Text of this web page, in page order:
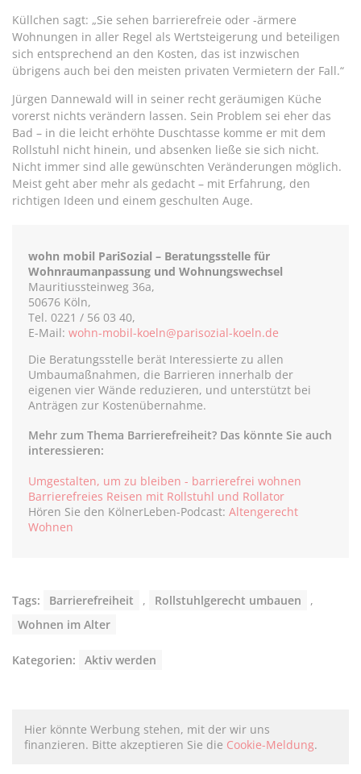
Küllchen sagt: „Sie sehen barrierefreie oder -ärmere
Wohnungen in aller Regel als Wertsteigerung und beteiligen
sich entsprechend an den Kosten, das ist inzwischen
übrigens auch bei den meisten privaten Vermietern der Fall.“
Jürgen Dannewald will in seiner recht geräumigen Küche
vorerst nichts verändern lassen. Sein Problem sei eher das
Bad – in die leicht erhöhte Duschtasse komme er mit dem
Rollstuhl nicht hinein, und absenken ließe sie sich nicht.
Nicht immer sind alle gewünschten Veränderungen möglich.
Meist geht aber mehr als gedacht – mit Erfahrung, den
richtigen Ideen und einem geschulten Auge.
wohn mobil PariSozial – Beratungsstelle für
Wohnraumanpassung und Wohnungswechsel
Mauritiussteinweg 36a,
50676 Köln,
Tel. 0221 / 56 03 40,
E-Mail: wohn-mobil-koeln@parisozial-koeln.de
Die Beratungsstelle berät Interessierte zu allen
Umbaumaßnahmen, die Barrieren innerhalb der
eigenen vier Wände reduzieren, und unterstützt bei
Anträgen zur Kostenübernahme.
Mehr zum Thema Barrierefreiheit? Das könnte Sie auch
interessieren:
Umgestalten, um zu bleiben - barrierefrei wohnen
Barrierefreies Reisen mit Rollstuhl und Rollator
Hören Sie den KölnerLeben-Podcast: Altengerecht
Wohnen
Tags: Barrierefreiheit , Rollstuhlgerecht umbauen
,
Wohnen im Alter
Kategorien: Aktiv werden
Hier könnte Werbung stehen, mit der wir uns
finanzieren. Bitte akzeptieren Sie die Cookie-Meldung.